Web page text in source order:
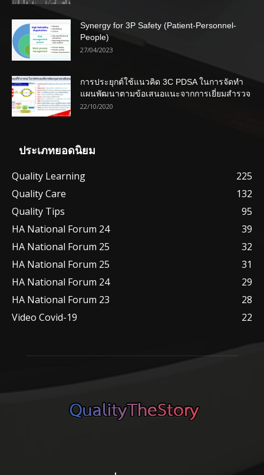
Synergy for 3P Safety (Patient-Personnel-
People)
27/04/2023
การประยุกต์ใช้แนวคิด 3C PDSA ในการจัดทำ
แผนพัฒนาตามข้อเสนอแนะจากการเยี่ยมสำรวจ
22/10/2020
ประเภทยอดนิยม
Quality Learning
225
Quality Care
132
Quality Tips
95
HA National Forum 24
39
HA National Forum 25
32
HA National Forum 25
31
HA National Forum 24
29
HA National Forum 23
28
Video Covid-19
22